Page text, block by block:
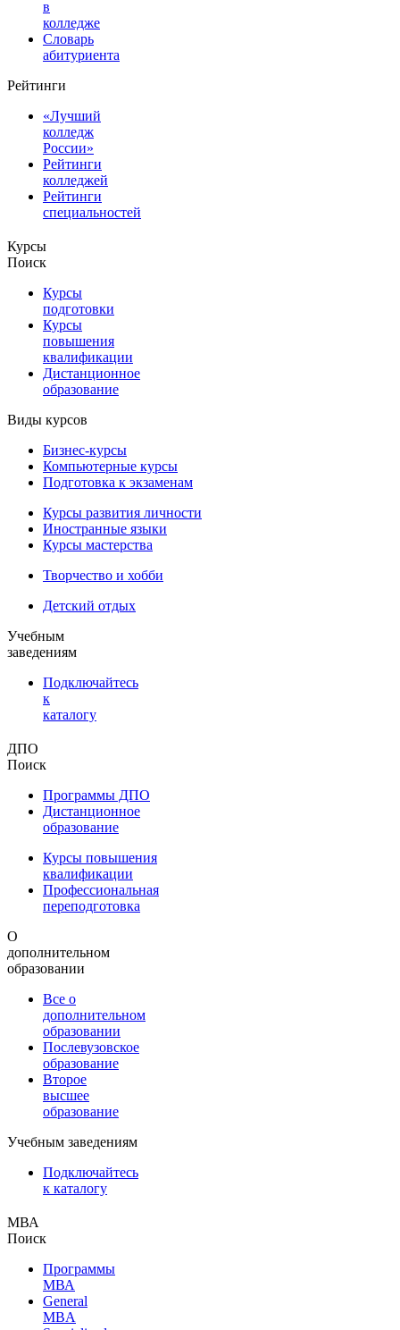
в
колледже
Словарь
абитуриента
Рейтинги
«Лучший
колледж
России»
Рейтинги
колледжей
Рейтинги
специальностей
Курсы
Поиск
Курсы
подготовки
Курсы
повышения
квалификации
Дистанционное
образование
Виды курсов
Бизнес-курсы
Компьютерные курсы
Подготовка к экзаменам
Курсы развития личности
Иностранные языки
Курсы мастерства
Творчество и хобби
Детский отдых
Учебным
заведениям
Подключайтесь
к
каталогу
ДПО
Поиск
Программы ДПО
Дистанционное
образование
Курсы повышения
квалификации
Профессиональная
переподготовка
О
дополнительном
образовании
Все о
дополнительном
образовании
Послевузовское
образование
Второе
высшее
образование
Учебным заведениям
Подключайтесь
к каталогу
МВА
Поиск
Программы
МВА
General
MBA